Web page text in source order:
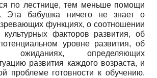
по лестнице, тем меньше помощи
Эта бабушка ничего не знает о
функциях, о соотношении
культурных факторов развития, об
уровне развития, об
ожиданиях, определяющих
развития каждого возраста, и
проблеме готовности к обучению.